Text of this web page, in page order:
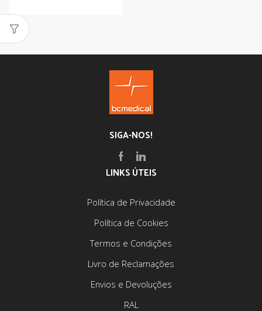
SIGA-NOS!
Facebook
Linkedin
LINKS ÚTEIS
Política de Privacidade
Política de Cookies
Termos e Condições
Livro de Reclamações
Envios e Devoluções
RAL